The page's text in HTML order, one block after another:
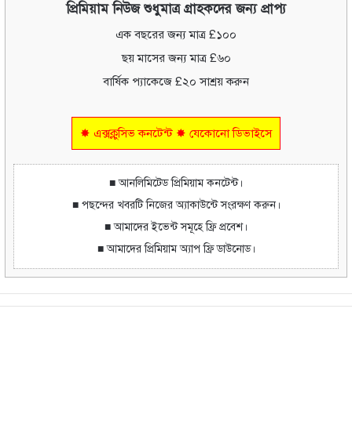
প্রিমিয়াম নিউজ শুধুমাত্র গ্রাহকদের জন্য প্রাপ্য
এক বছরের জন্য মাত্র £১০০
ছয় মাসের জন্য মাত্র £৬০
বার্ষিক প্যাকেজে £২০ সাশ্রয় করুন
✸ এক্সক্লুসিভ কনটেন্ট ✸ যেকোনো ডিভাইসে
■ আনলিমিটেড প্রিমিয়াম কনটেন্ট।
■ পছন্দের খবরটি নিজের অ্যাকাউন্টে সংরক্ষণ করুন।
■ আমাদের ইভেন্ট সমূহে ফ্রি প্রবেশ।
■ আমাদের প্রিমিয়াম অ্যাপ ফ্রি ডাউনোড।